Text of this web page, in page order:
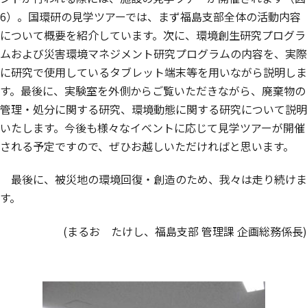
6）。国環研の見学ツアーでは、まず福島支部全体の活動内容
について概要を紹介しています。次に、環境創生研究プログラ
ムおよび災害環境マネジメント研究プログラムの内容を、実際
に研究で使用しているタブレット端末等を用いながら説明しま
す。最後に、実験室を外側からご覧いただきながら、廃棄物の
管理・処分に関する研究、環境動態に関する研究について説明
いたします。今後も様々なイベントに応じて見学ツアーが開催
される予定ですので、ぜひお越しいただければと思います。
最後に、被災地の環境回復・創造のため、我々は走り続けま
す。
(まるお たけし、福島支部 管理課 企画総務係長)